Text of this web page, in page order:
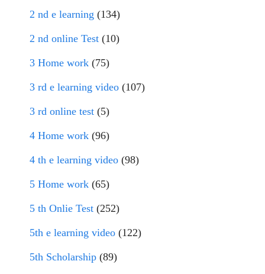
2 nd e learning (134)
2 nd online Test (10)
3 Home work (75)
3 rd e learning video (107)
3 rd online test (5)
4 Home work (96)
4 th e learning video (98)
5 Home work (65)
5 th Onlie Test (252)
5th e learning video (122)
5th Scholarship (89)